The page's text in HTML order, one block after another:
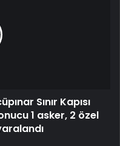
Sınır Kapısı
1 asker, 2 özel